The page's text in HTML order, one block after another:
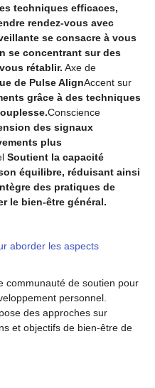
techniques efficaces,
rendez-vous avec
se consacre à vous
se concentrant sur des
rétablir. Axe de
de Pulse AlignAccent sur
grâce à des techniques
Conscience
des signaux
plus
Soutient la capacité
équilibre, réduisant ainsi
des pratiques de
le bien-être général.
aborder les aspects
communauté de soutien pour
personnel.
des approches sur
et objectifs de bien-être de